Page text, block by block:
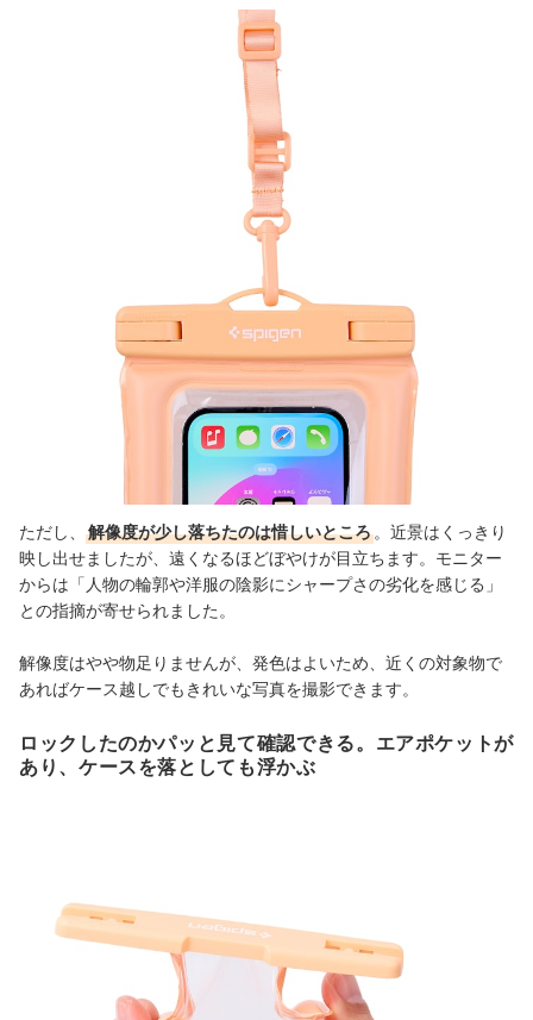
ただし、 解像度が少し落ちたのは惜しいところ 。近景はくっきり
映し出せましたが、遠くなるほどぼやけが目立ちます。モニター
からは「人物の輪郭や洋服の陰影にシャープさの劣化を感じる」
との指摘が寄せられました。
解像度はやや物足りませんが、発色はよいため、近くの対象物で
あればケース越しでもきれいな写真を撮影できます。
ロックしたのかパッと見て確認できる。エアポケットが
あり、ケースを落としても浮かぶ